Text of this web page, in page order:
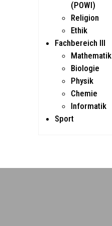
(POWI)
Religion
Ethik
Fachbereich III
Mathematik
Biologie
Physik
Chemie
Informatik
Sport